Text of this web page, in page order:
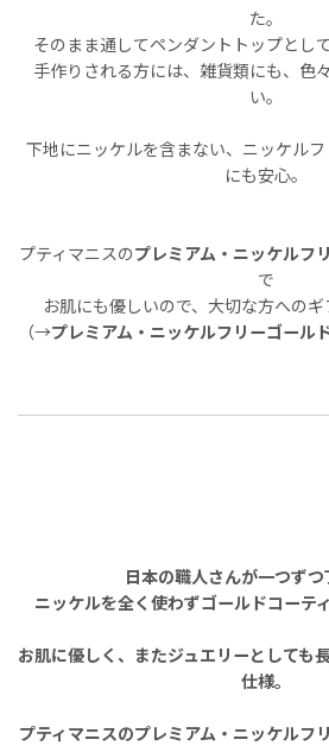
た。
そのまま通してペンダントトップとし
手作りされる方には、雑貨類にも、色
い。
下地にニッケルを含まない、ニッケル
にも安心。
プティマニスのプレミアム・ニッケルフ
で
お肌にも優しいので、大切な方へのギ
（→プレミアム・ニッケルフリーゴール
日本の職人さんが一つず
ニッケルを全く使わずゴールドコーテ
お肌に優しく、またジュエリーとしても
仕様。
プティマニスのプレミアム・ニッケルフ